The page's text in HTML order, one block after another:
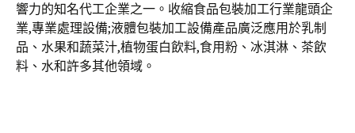
響力的知名代工企業之一。收縮食品包裝加工行業龍頭企
業,專業處理設備;液體包裝加工設備產品廣泛應用於乳制
品、水果和蔬菜汁,植物蛋白飲料,食用粉、冰淇淋、茶飲
料、水和許多其他領域。